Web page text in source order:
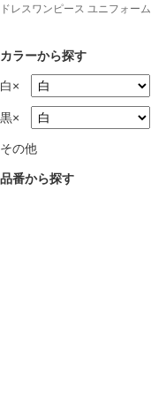
ドレスワンピース ユニフォーム
カラーから探す
白×
黒×
その他
品番から探す